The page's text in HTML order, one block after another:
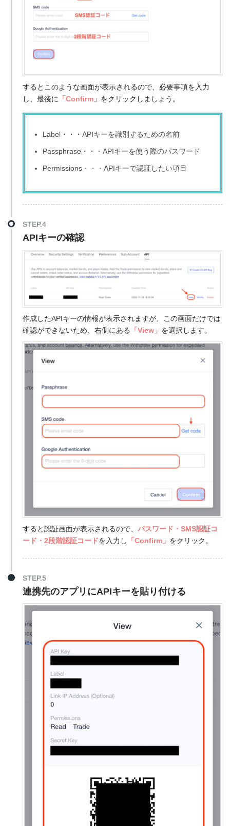
するとこのような画面が表示されるので、必要事項を入力
し、最後に 「Confirm」 をクリックしましょう。
Label・・・APIキーを識別するための名前
Passphrase・・・APIキーを使う際のパスワード
Permissions・・・APIキーで認証したい項目
STEP.4
APIキーの確認
作成したAPIキーの情報が表示されますが、この画面だけでは
確認ができないため、右側にある
「View」 を選択します。
すると認証画面が表示されるので、 パスワード・SMS認証コ
ード・2段階認証コードを入力し 「Confirm」 をクリック。
STEP.5
連携先のアプリにAPIキーを貼り付ける